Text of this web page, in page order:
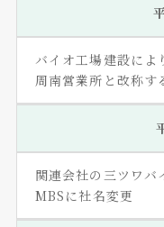
バイオ工場建設によ
周南営業所と改称す
関連会社の三ツワバ
MBSに社名変更